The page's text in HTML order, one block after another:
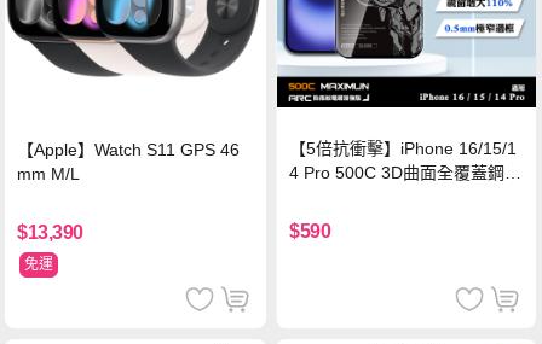
【Apple】Watch S11 GPS 46
mm M/L
$13,390
免運
【5倍抗衝擊】iPhone 16/15/1
4 Pro 500C 3D曲面全覆蓋鋼化
保護貼
$590